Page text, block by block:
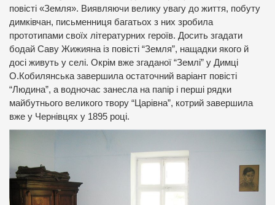
повісті «Земля». Виявляючи велику увагу до життя, побуту
димківчан, письменниця багатьох з них зробила
прототипами своїх літературних героїв. Досить згадати
бодай Саву Жижияна із повісті “Земля”, нащадки якого й
досі живуть у селі. Окрім вже згаданої “Землі” у Димці
О.Кобилянська завершила остаточний варіант повісті
“Людина”, а водночас занесла на папір і перші рядки
майбутнього великого твору “Царівна”, котрий завершила
вже у Чернівцях у 1895 році.